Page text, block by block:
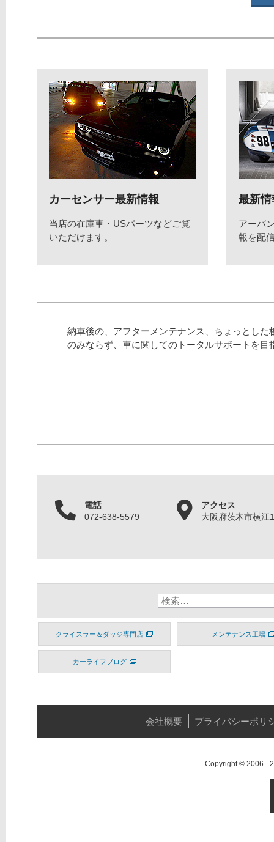
カーセンサー最新情報
当店の在庫車・USパーツなどご覧
いただけます。
最新情
アーバ
報を配
納車後の、アフターメンテナンス、ちょっとした
のみならず、車に関してのトータルサポートを目
電話
072-638-5579
アクセス
大阪府茨木市横江
クライスラー＆ダッジ専門店 メンテナンス工場
カーライフブログ
会社概要 プライバシーポリ
Copyright © 2006 -